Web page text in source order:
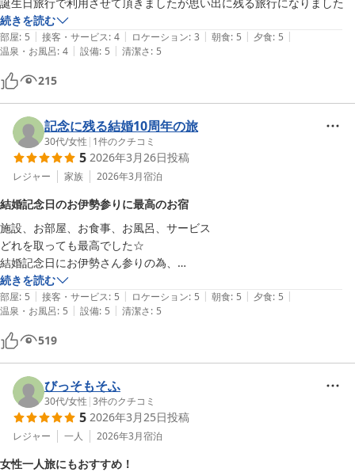
続きを読む
部屋: 5 | 接客・サービス: 4 | ロケーション: 3 | 朝食: 5 | 夕食: 5 |
温泉・お風呂: 4 | 設備: 5 | 清潔さ: 5
215
記念に残る結婚10周年の旅
30代/女性 | 1件のクチコミ
5 2026年3月26日投稿
レジャー 家族 2026年3月宿泊
結婚記念日のお伊勢参りに最高のお宿
施設、お部屋、お食事、お風呂、サービス
どれを取っても最高でした☆
結婚記念日にお伊勢さん参りの為、
宿泊させて頂きました。
お伊勢さんまで車で３０分ほどの立地と
屋上からは海の見える絶景、
お湯はヌルヌルで大満足です！！
伊勢海老も食べれるようなので
次回は注文したいです♪
ありがとうございました(*^^*)
続きを読む
部屋: 5 | 接客・サービス: 5 | ロケーション: 5 | 朝食: 5 | 夕食: 5 |
温泉・お風呂: 5 | 設備: 5 | 清潔さ: 5
519
びっそもそふ
30代/女性 |3件のクチコミ
5 2026年3月25日投稿
レジャー 一人 2026年3月宿泊
女性一人旅にもおすすめ！